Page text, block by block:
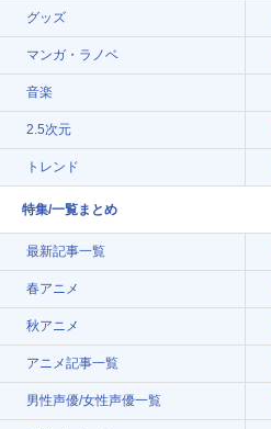
グッズ
マンガ・ラノベ
音楽
2.5次元
トレンド
特集/一覧まとめ
最新記事一覧
春アニメ
秋アニメ
アニメ記事一覧
男性声優/女性声優一覧